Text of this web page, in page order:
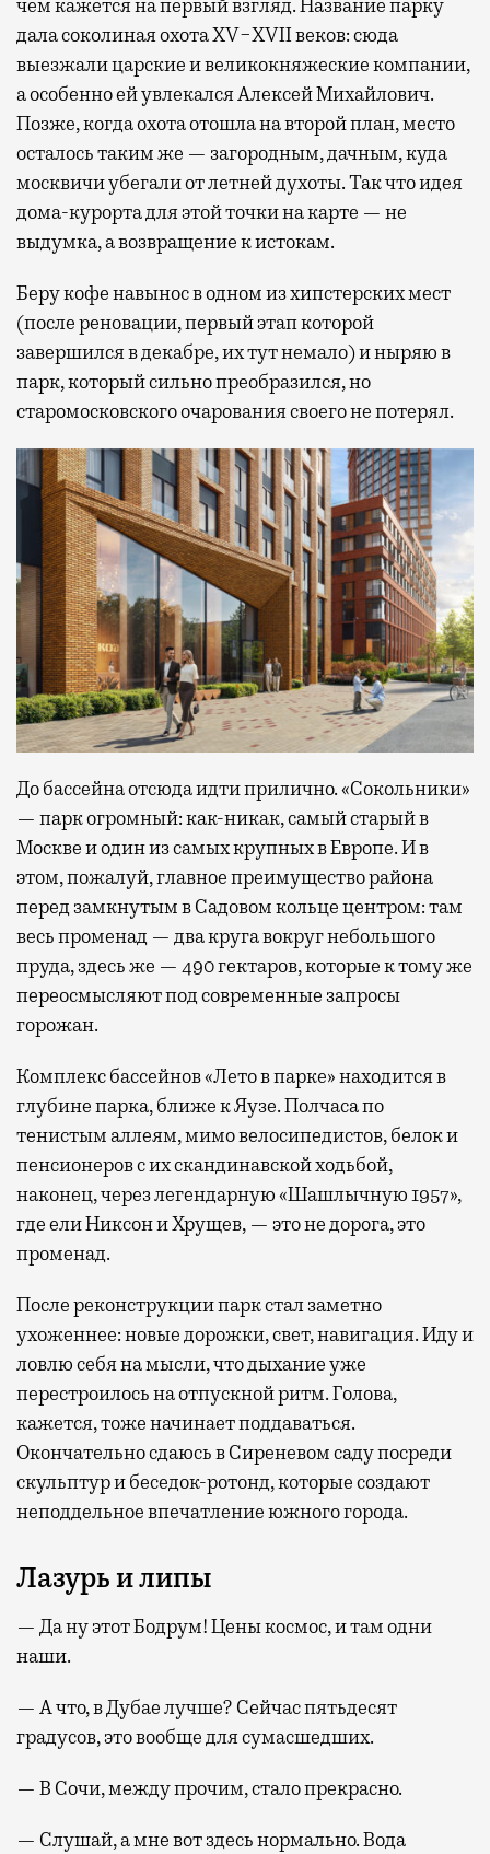
чем кажется на первый взгляд. Название парку
дала соколиная охота XV−XVII веков: сюда
выезжали царские и великокняжеские компании,
а особенно ей увлекался Алексей Михайлович.
Позже, когда охота отошла на второй план, место
осталось таким же — загородным, дачным, куда
москвичи убегали от летней духоты. Так что идея
дома-курорта для этой точки на карте — не
выдумка, а возвращение к истокам.
Беру кофе навынос в одном из хипстерских мест
(после реновации, первый этап которой
завершился в декабре, их тут немало) и ныряю в
парк, который сильно преобразился, но
старомосковского очарования своего не потерял.
До бассейна отсюда идти прилично. «Сокольники»
— парк огромный: как-никак, самый старый в
Москве и один из самых крупных в Европе. И в
этом, пожалуй, главное преимущество района
перед замкнутым в Садовом кольце центром: там
весь променад — два круга вокруг небольшого
пруда, здесь же — 490 гектаров, которые к тому же
переосмысляют под современные запросы
горожан.
Комплекс бассейнов «Лето в парке» находится в
глубине парка, ближе к Яузе. Полчаса по
тенистым аллеям, мимо велосипедистов, белок и
пенсионеров с их скандинавской ходьбой,
наконец, через легендарную «Шашлычную 1957»,
где ели Никсон и Хрущев, — это не дорога, это
променад.
После реконструкции парк стал заметно
ухоженнее: новые дорожки, свет, навигация. Иду и
ловлю себя на мысли, что дыхание уже
перестроилось на отпускной ритм. Голова,
кажется, тоже начинает поддаваться.
Окончательно сдаюсь в Сиреневом саду посреди
скульптур и беседок-ротонд, которые создают
неподдельное впечатление южного города.
Лазурь и липы
— Да ну этот Бодрум! Цены космос, и там одни
наши.
— А что, в Дубае лучше? Сейчас пятьдесят
градусов, это вообще для сумасшедших.
— В Сочи, между прочим, стало прекрасно.
— Слушай, а мне вот здесь нормально. Вода